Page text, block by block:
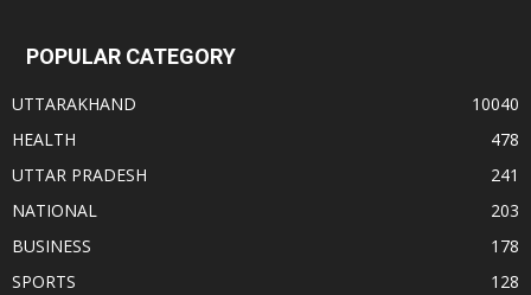
POPULAR CATEGORY
UTTARAKHAND
10040
HEALTH
478
UTTAR PRADESH
241
NATIONAL
203
BUSINESS
178
SPORTS
128